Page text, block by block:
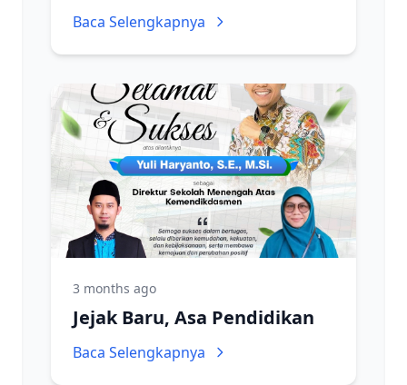
Baca Selengkapnya
3 months ago
Jejak Baru, Asa Pendidikan
Baca Selengkapnya